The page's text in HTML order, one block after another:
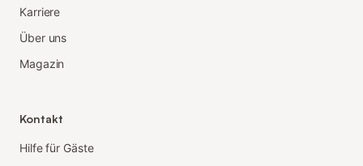
Karriere
Über uns
Magazin
Kontakt
Hilfe für Gäste